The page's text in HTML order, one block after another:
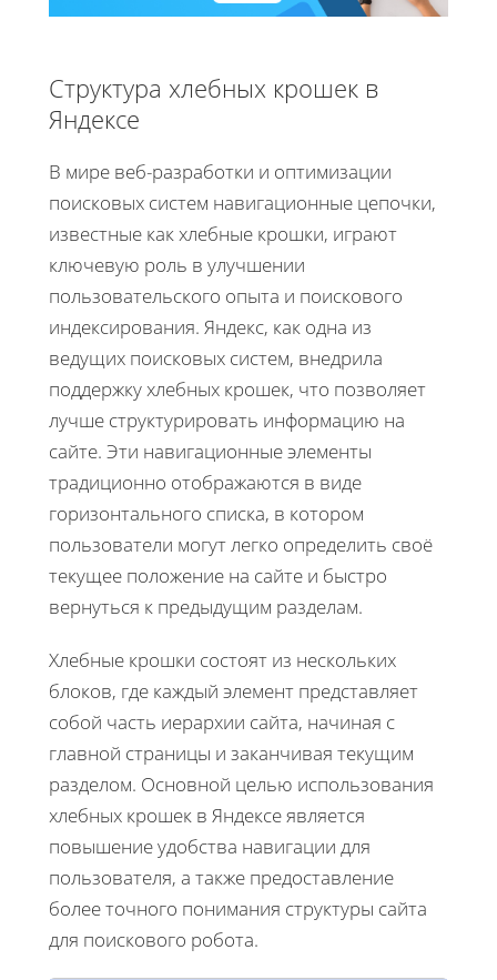
Структура хлебных крошек в
Яндексе
В мире веб-разработки и оптимизации
поисковых систем навигационные цепочки,
известные как хлебные крошки, играют
ключевую роль в улучшении
пользовательского опыта и поискового
индексирования. Яндекс, как одна из
ведущих поисковых систем, внедрила
поддержку хлебных крошек, что позволяет
лучше структурировать информацию на
сайте. Эти навигационные элементы
традиционно отображаются в виде
горизонтального списка, в котором
пользователи могут легко определить своё
текущее положение на сайте и быстро
вернуться к предыдущим разделам.
Хлебные крошки состоят из нескольких
блоков, где каждый элемент представляет
собой часть иерархии сайта, начиная с
главной страницы и заканчивая текущим
разделом. Основной целью использования
хлебных крошек в Яндексе является
повышение удобства навигации для
пользователя, а также предоставление
более точного понимания структуры сайта
для поискового робота.